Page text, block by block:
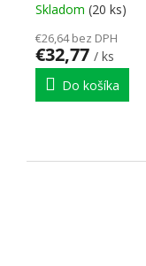
Skladom (20 ks)
€26,64 bez DPH
€32,77 / ks
Do košíka